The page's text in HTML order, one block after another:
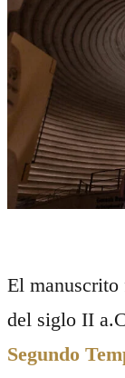
El manuscrito
del siglo II
Segundo